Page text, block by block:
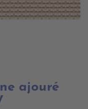
ajouré